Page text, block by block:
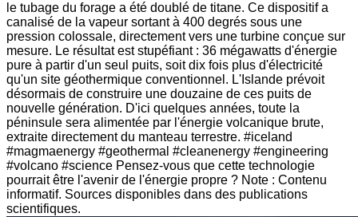
le tubage du forage a été doublé de titane. Ce dispositif a
canalisé de la vapeur sortant à 400 degrés sous une
pression colossale, directement vers une turbine conçue sur
mesure. Le résultat est stupéfiant : 36 mégawatts d'énergie
pure à partir d'un seul puits, soit dix fois plus d'électricité
qu'un site géothermique conventionnel. L'Islande prévoit
désormais de construire une douzaine de ces puits de
nouvelle génération. D'ici quelques années, toute la
péninsule sera alimentée par l'énergie volcanique brute,
extraite directement du manteau terrestre. #iceland
#magmaenergy #geothermal #cleanenergy #engineering
#volcano #science Pensez-vous que cette technologie
pourrait être l'avenir de l'énergie propre ? Note : Contenu
informatif. Sources disponibles dans des publications
scientifiques.